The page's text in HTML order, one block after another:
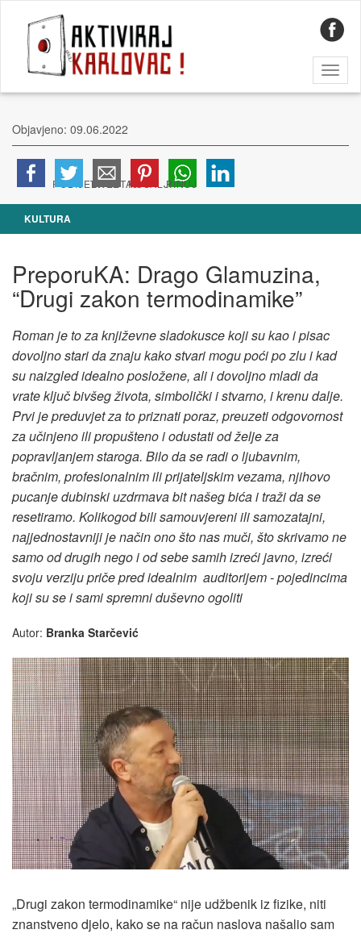
Objavjeno: 09.06.2022
KULTURA
PreporuKA: Drago Glamuzina,
“Drugi zakon termodinamike”
Roman je to za književne sladokusce koji su kao i pisac
dovoljno stari da znaju kako stvari mogu poći po zlu i kad
su naizgled idealno posložene, ali i dovoljno mladi da
vrate ključ bivšeg života, simbolički i stvarno, i krenu dalje.
Prvi je preduvjet za to priznati poraz, preuzeti odgovornost
za učinjeno ili propušteno i odustati od želje za
popravljanjem staroga. Bilo da se radi o ljubavnim,
bračnim, profesionalnim ili prijateljskim vezama, njihovo
pucanje dubinski uzdrmava bit našeg bića i traži da se
resetiramo. Kolikogod bili samouvjereni ili samozatajni,
najjednostavniji je način ono što nas muči, što skrivamo ne
samo od drugih nego i od sebe samih izreći javno, izreći
svoju verziju priče pred idealnim auditorijem - pojedincima
koji su se i sami spremni duševno ogoliti
Autor: Branka Starčević
„Drugi zakon termodinamike“ nije udžbenik iz fizike, niti
znanstveno djelo, kako se na račun naslova našalio sam